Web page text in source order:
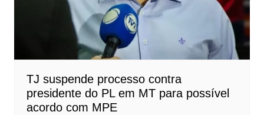
TJ suspende processo contra
presidente do PL em MT para possível
acordo com MPE